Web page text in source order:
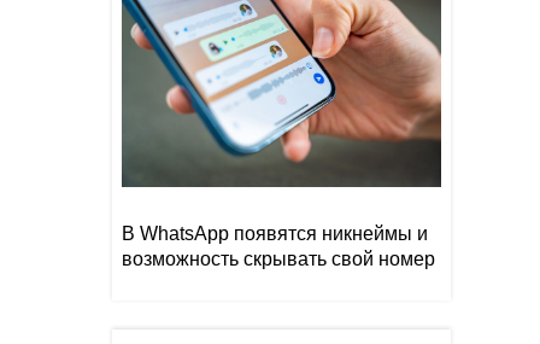
В WhatsApp появятся никнеймы и
возможность скрывать свой номер